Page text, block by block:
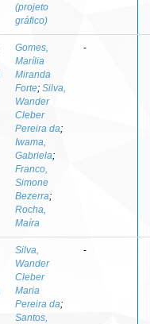
(projeto
gráfico)
Gomes,
Marília
Miranda
Forte; Silva,
Wander
Cleber
Pereira da;
Iwama,
Gabriela;
Franco,
Simone
Bezerra;
Rocha,
Maíra
-
Silva,
Wander
Cleber
Maria
Pereira da;
Santos,
-